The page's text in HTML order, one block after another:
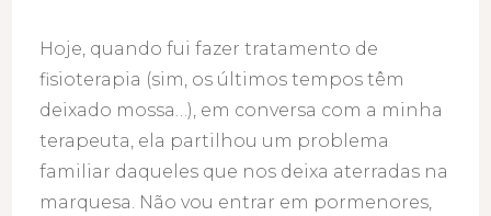
Hoje, quando fui fazer tratamento de
fisioterapia (sim, os últimos tempos têm
deixado mossa…), em conversa com a minha
terapeuta, ela partilhou um problema
familiar daqueles que nos deixa aterradas na
marquesa. Não vou entrar em pormenores,